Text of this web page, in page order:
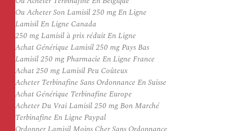
Ou Acheter Son Lamisil 250 mg En Ligne
Lamisil En Ligne Canada
250 mg Lamisil à prix réduit En Ligne
Achat Générique Lamisil 250 mg Pays Bas
Lamisil 250 mg Pharmacie En Ligne France
Achat 250 mg Lamisil Peu Coûteux
Acheter Terbinafine Sans Ordonnance En Suisse
Achat Générique Terbinafine Europe
Acheter Du Vrai Lamisil 250 mg Bon Marché
Terbinafine En Ligne Paypal